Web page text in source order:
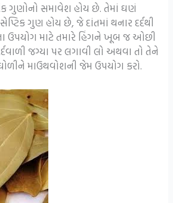
ગુણોનો સમાવેશ હોય છે. તેમાં ઘણં
ગુણ હોય છે, જે દાંતમાં થનાર દર્દથી
ઉપયોગ માટે તમારે હિંગને ખૂબ જ ઓછી
જગ્યા પર લગાવી લો અથવા તો તેને
માઉથવોશની જેમ ઉપયોગ કરો.